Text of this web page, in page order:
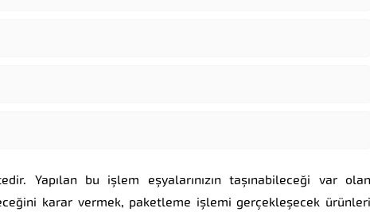
Yapılan bu işlem eşyalarınızın taşınabileceği var olan
karar vermek, paketleme işlemi gerçekleşecek ürünleri